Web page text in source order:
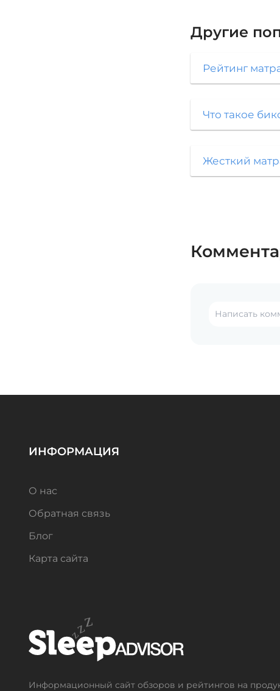
Другие
Рейтинг
Что такое
Жесткий
Информационный сайт обзоров и рейтингов на
ИНФОРМАЦИЯ
О нас
Обратная связь
Блог
Карта сайта